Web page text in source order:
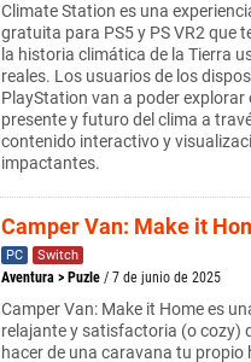
Climate Station es una
gratuita para PS5 y PS VR2 que
la historia climática de la Tierra
reales. Los usuarios de los
PlayStation van a poder explorar
presente y futuro del clima a
contenido interactivo y
impactantes.
Camper Van: Make it
PC Switch
Aventura > Puzle / 7 de junio de 2025
Camper Van: Make it Home es
relajante y satisfactoria (o cozy)
hacer de una caravana tu propio